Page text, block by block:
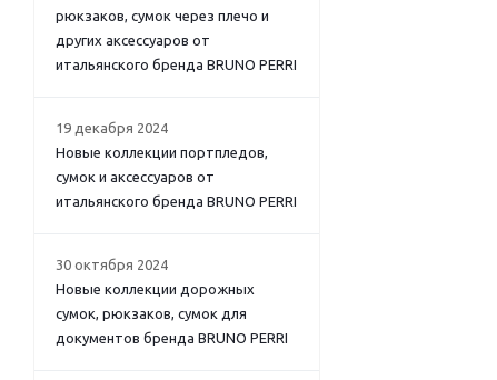
рюкзаков, сумок через плечо и
других аксессуаров от
итальянского бренда BRUNO PERRI
19 декабря 2024
Новые коллекции портпледов,
сумок и аксессуаров от
итальянского бренда BRUNO PERRI
30 октября 2024
Новые коллекции дорожных
сумок, рюкзаков, сумок для
документов бренда BRUNO PERRI